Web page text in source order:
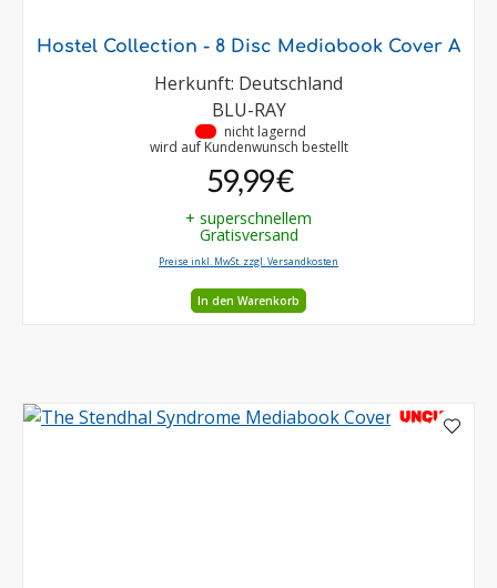
Hostel Collection - 8 Disc Mediabook Cover A
Herkunft: Deutschland
BLU-RAY
nicht lagernd
wird auf Kundenwunsch bestellt
59,99 €
+ superschnellem
Gratisversand
Preise inkl. MwSt. zzgl. Versandkosten
In den Warenkorb
UNCUT